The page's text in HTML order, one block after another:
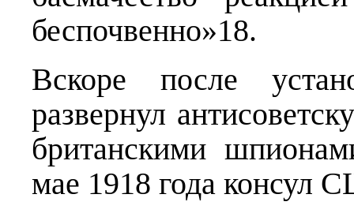
беспочвенно»18.
Вскоре после
развернул
британскими
мае 1918 года консул